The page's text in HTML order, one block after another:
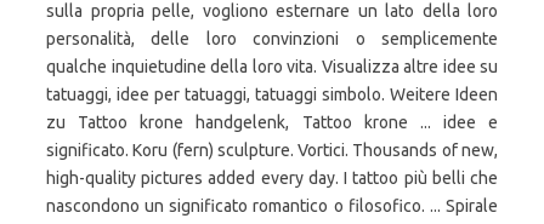
sulla propria pelle, vogliono esternare un lato della loro
personalità, delle loro convinzioni o semplicemente
qualche inquietudine della loro vita. Visualizza altre idee su
tatuaggi, idee per tatuaggi, tatuaggi simbolo. Weitere Ideen
zu Tattoo krone handgelenk, Tattoo krone ... idee e
significato. Koru (fern) sculpture. Vortici. Thousands of new,
high-quality pictures added every day. I tattoo più belli che
nascondono un significato romantico o filosofico. ... Spirale